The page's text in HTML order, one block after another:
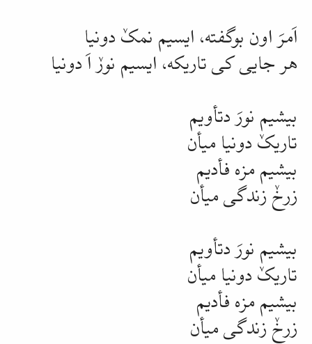
اَمرَ اون بوگفته، ایسیم نمکٚ دونیا
هر جایی کیتاریکه، ایسیم نورٚ اَ دونیا
بیشیم نورَدتأویم
تاریکٚ دونیا میأن
بیشیم مزه فأدیم
زرخٚ زندگی میأن
بیشیم نورَدتأویم
تاریکٚ دونیا میأن
بیشیم مزه فأدیم
زرخٚ زندگی میأن